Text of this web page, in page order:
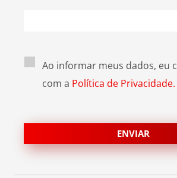
Ao informar meus dados, eu
com a Política de Privacidade.